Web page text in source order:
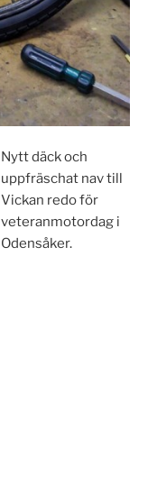
Nytt däck och
uppfräschat nav till
Vickan redo för
veteranmotordag i
Odensåker.